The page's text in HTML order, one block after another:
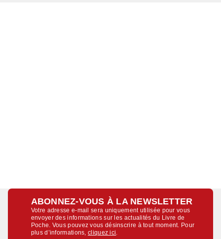
ABONNEZ-VOUS À LA NEWSLETTER
Votre adresse e-mail sera uniquement utilisée pour vous
envoyer des informations sur les actualités du Livre de
Poche. Vous pouvez vous désinscrire à tout moment. Pour
plus d’informations,cliquez ici